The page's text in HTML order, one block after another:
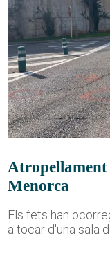
Menorca
Els fets han
a tocar d'una sala